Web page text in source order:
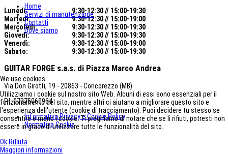
Home
Servizi di manutenzione
Contatti
Dove siamo
Lunedì:
9:30-12:30 // 15:00-19:30
Martedì:
9:30-12:30 // 15:00-19:00
Mercoledì:
9:30-12:30 // 15:00-19:30
Giovedì:
9:30-12:30 // 15:00-19:30
Venerdì:
9:30-12:30 // 15:00-19:00
Sabato:
9:30-12:30 // 15:00-19:30
GUITAR FORGE s.a.s. di Piazza Marco Andrea
Via Don Girotti, 19 - 20863 - Concorezzo (MB)
P.I. 07375060964
Informativa Privacy e Cookie Policy
Normativa Cookie
We use cookies
Utilizziamo i cookie sul nostro sito Web. Alcuni di essi sono essenziali per il
funzionamento del sito, mentre altri ci aiutano a migliorare questo sito e
l'esperienza dell'utente (cookie di tracciamento). Puoi decidere tu stesso se
consentire o meno i cookie. Ti preghiamo di notare che se li rifiuti, potresti non
essere in grado di utilizzare tutte le funzionalità del sito.
Ok Rifiuta
Maggiori informazioni